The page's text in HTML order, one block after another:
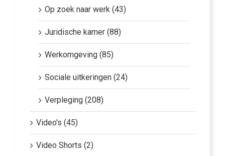
Op zoek naar werk (43)
Juridische kamer (88)
Werkomgeving (85)
Sociale uitkeringen (24)
Verpleging (208)
Video's (45)
Video Shorts (2)